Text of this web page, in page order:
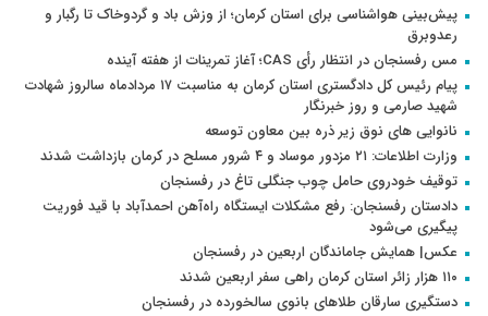
پیش‌بینی هواشناسی برای استان کرمان؛ از وزش باد و گردوخاک تا رگبار و
رعدوبرق
مس رفسنجان در انتظار رأی CAS؛ آغاز تمرینات از هفته آینده
پیام رئیس کل دادگستری استان کرمان به مناسبت ۱۷ مردادماه سالروز شهادت
شهید صارمی و روز خبرنگار
نانوایی های نوق زیر ذره بین معاون توسعه
وزارت اطلاعات: ۲۱ مزدور موساد و ۴ شرور مسلح در کرمان بازداشت شدند
توقیف خودروی حامل چوب جنگلی تاغ در رفسنجان
دادستان رفسنجان: رفع مشکلات ایستگاه راه‌آهن احمدآباد با قید فوریت
پیگیری می‌شود
عکس| همایش جاماندگان اربعین در رفسنجان
۱۱۰ هزار زائر استان کرمان راهی سفر اربعین شدند
دستگیری سارقان طلاهای بانوی سالخورده در رفسنجان